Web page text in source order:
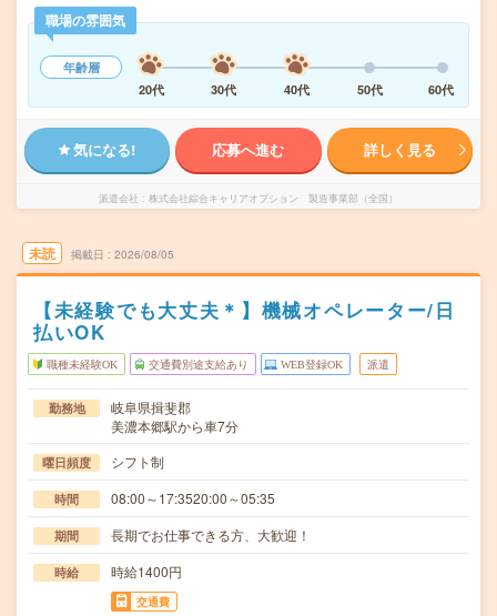
職場の雰囲気
年齢層
20代
30代 40代 50代 60代
気になる! 応募へ進む 詳しく見る
派遣会社 株式会社綜合キャリアオプション 製造事業部（全国）
未読 掲載日 2026/08/05
【未経験でも大丈夫＊】機械オペレーター/日
払いOK
職種未経験OK 交通費別途支給あり WEB登録OK 派遣
勤務地
岐阜県揖斐郡
美濃本郷駅から車7分
曜日頻度 シフト制
時間 08:00～17:3520:00～05:35
期間 長期でお仕事できる方、大歓迎！
時給 時給1400円
交通費